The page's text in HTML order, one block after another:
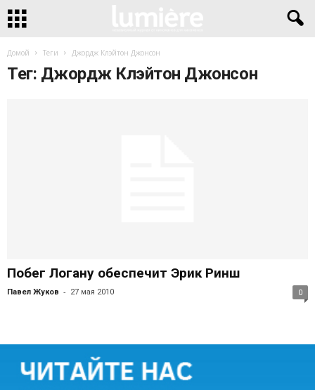
Домой Теги Джордж Клэйтон Джонсон
Тег: Джордж Клэйтон Джонсон
Побег Логану обеспечит Эрик Ринш
Павел Жуков - 27 мая 2010 0